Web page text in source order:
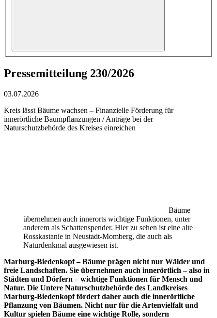
Pressemitteilung 230/2026
03.07.2026
Kreis lässt Bäume wachsen – Finanzielle Förderung für
innerörtliche Baumpflanzungen / Anträge bei der
Naturschutzbehörde des Kreises einreichen
Bäume
übernehmen auch innerorts wichtige Funktionen, unter
anderem als Schattenspender. Hier zu sehen ist eine alte
Rosskastanie in Neustadt-Momberg, die auch als
Naturdenkmal ausgewiesen ist.
Marburg-Biedenkopf – Bäume prägen nicht nur Wälder und
freie Landschaften. Sie übernehmen auch innerörtlich – also in
Städten und Dörfern – wichtige Funktionen für Mensch und
Natur. Die Untere Naturschutzbehörde des Landkreises
Marburg-Biedenkopf fördert daher auch die innerörtliche
Pflanzung von Bäumen. Nicht nur für die Artenvielfalt und
Kultur spielen Bäume eine wichtige Rolle, sondern